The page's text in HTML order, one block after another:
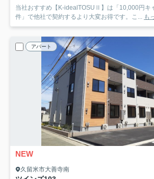
当社おすすめ【K-idealTOSUⅡ】は「10,000円キ
件」で他社で契約するより大変お得です。こ... も
アパート
NEW
久留米市大善寺南